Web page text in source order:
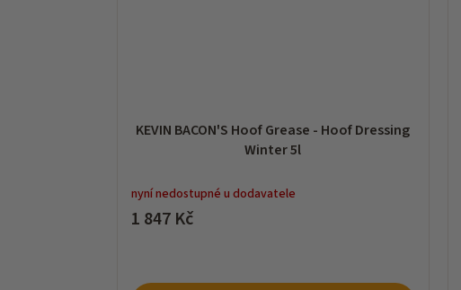
KEVIN BACON'S Hoof Grease - Hoof Dressing
Winter 5l
nyní nedostupné u dodavatele
1 847 Kč